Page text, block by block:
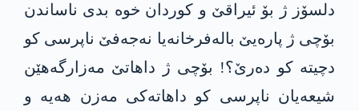
دلسۆز ژ بۆ ئیراقێ و کوردان خوە بدی ناساندن
بۆچی ژ پارەیێ بالەفرخانەیا نەجەفێ ناپرسی کو
دچیتە کو دەرێ؟! بۆچی ژ داهاتێ مەزارگەهێن
شیعەیان ناپرسی کو داهاتەکی مەزن هەیە و